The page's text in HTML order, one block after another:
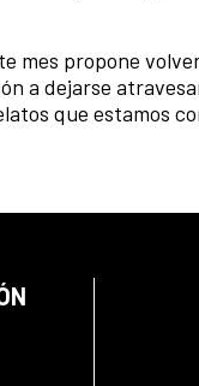
mes propone
a dejarse
que estamos